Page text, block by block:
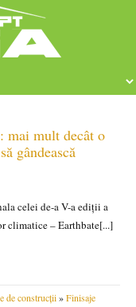
mai mult decât o
gândească
celei de-a V-a ediții a
climatice – Earthbate[...]
de construcții»Finisaje